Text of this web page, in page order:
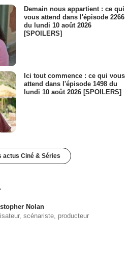
Demain nous appartient : ce qui
vous attend dans l'épisode 2266
du lundi 10 août 2026
[SPOILERS]
Ici tout commence : ce qui vous
attend dans l'épisode 1498 du
lundi 10 août 2026 [SPOILERS]
actus Ciné & Séries
Nolan
scénariste, producteur